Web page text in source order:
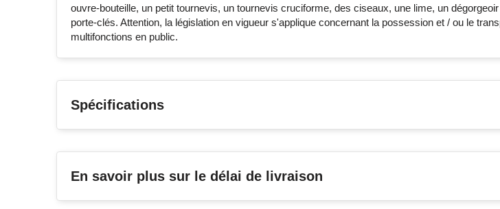
ouvre-bouteille, un petit tournevis, un tournevis cruciforme, des ciseaux, une lime, un
porte-clés. Attention, la législation en vigueur s'applique concernant la possession et / ou le
multifonctions en public.
Spécifications
En savoir plus sur le délai de livraison